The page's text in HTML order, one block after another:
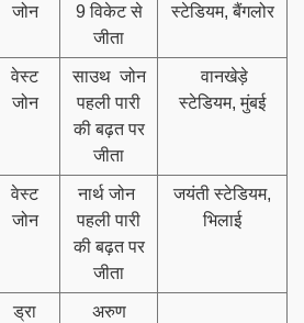
जोन
9 विकेट से
जीता
स्टेडियम, बैंगलोर
वेस्ट
जोन
साउथ जोन
पहली पारी
की बढ़त पर
जीता
वानखेड़े
स्टेडियम, मुंबई
वेस्ट
जोन
नार्थ जोन
पहली पारी
की बढ़त पर
जीता
जयंती स्टेडियम,
भिलाई
ड्रा
अरुण